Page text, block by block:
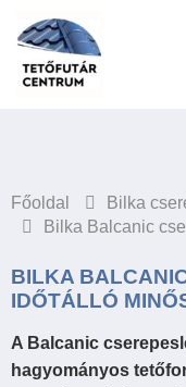
Főoldal
Bilka
Bilka Balcanic
BILKA
IDŐTÁLLÓ
A Balcanic
hagyományos